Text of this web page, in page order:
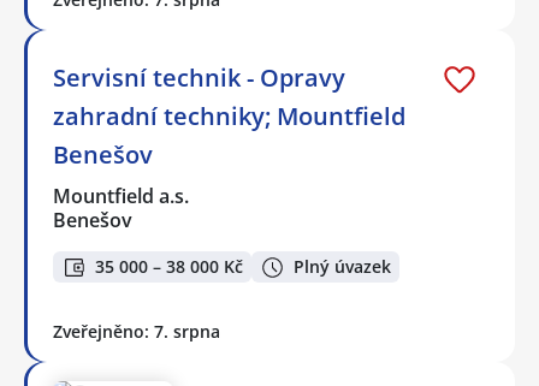
Servisní technik - Opravy
zahradní techniky; Mountfield
Benešov
Mountfield a.s.
Benešov
35 000 – 38 000 Kč Plný úvazek
Zveřejněno: 7. srpna